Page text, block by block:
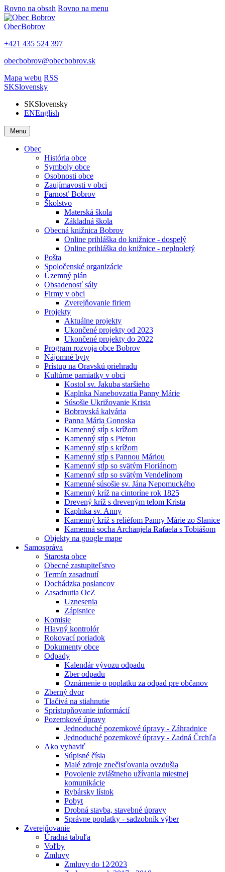
Rovno na obsah Rovno na menu
ObecBobrov
+421 435 524 397
obecbobrov@obecbobrov.sk
Mapa webu RSS
SKSlovensky
SKSlovensky
ENEnglish
Menu
Obec
História obce
Symboly obce
Osobnosti obce
Zaujímavosti v obci
Farnosť Bobrov
Školstvo
Materská škola
Základná škola
Obecná knižnica Bobrov
Online prihláška do knižnice - dospelý
Online prihláška do knižnice - neplnoletý
Pošta
Spoločenské organizácie
Územný plán
Obsadenosť sály
Firmy v obci
Zverejňovanie firiem
Projekty
Aktuálne projekty
Ukončené projekty od 2023
Ukončené projekty do 2022
Program rozvoja obce Bobrov
Nájomné byty
Prístup na Oravskú priehradu
Kultúrne pamiatky v obci
Kostol sv. Jakuba staršieho
Kaplnka Nanebovzatia Panny Márie
Súsošie Ukrižovanie Krista
Bobrovská kalvária
Panna Mária Gonoska
Kamenný stĺp s krížom
Kamenný stĺp s Pietou
Kamenný stĺp s krížom
Kamenný stĺp s Pannou Máriou
Kamenný stĺp so svätým Floriánom
Kamenný stĺp so svätým Vendelínom
Kamenné súsošie sv. Jána Nepomuckého
Kamenný kríž na cintoríne rok 1825
Drevený kríž s dreveným telom Krista
Kaplnka sv. Anny
Kamenný kríž s reliéfom Panny Márie zo Slanice
Kamenná socha Archanjela Rafaela s Tobiášom
Objekty na google mape
Samospráva
Starosta obce
Obecné zastupiteľstvo
Termín zasadnutí
Dochádzka poslancov
Zasadnutia OcZ
Uznesenia
Zápisnice
Komisie
Hlavný kontrolór
Rokovací poriadok
Dokumenty obce
Odpady
Kalendár vývozu odpadu
Zber odpadu
Oznámenie o poplatku za odpad pre občanov
Zberný dvor
Tlačivá na stiahnutie
Sprístupňovanie informácií
Pozemkové úpravy
Jednoduché pozemkové úpravy - Záhradnice
Jednoduché pozemkové úpravy - Zadná Črchľa
Ako vybaviť
Súpisné čísla
Malé zdroje znečisťovania ovzdušia
Povolenie zvláštneho užívania miestnej
komunikácie
Rybársky lístok
Pobyt
Drobná stavba, stavebné úpravy
Správne poplatky - sadzobník výber
Zverejňovanie
Úradná tabuľa
Voľby
Zmluvy
Zmluvy do 12⁄2023